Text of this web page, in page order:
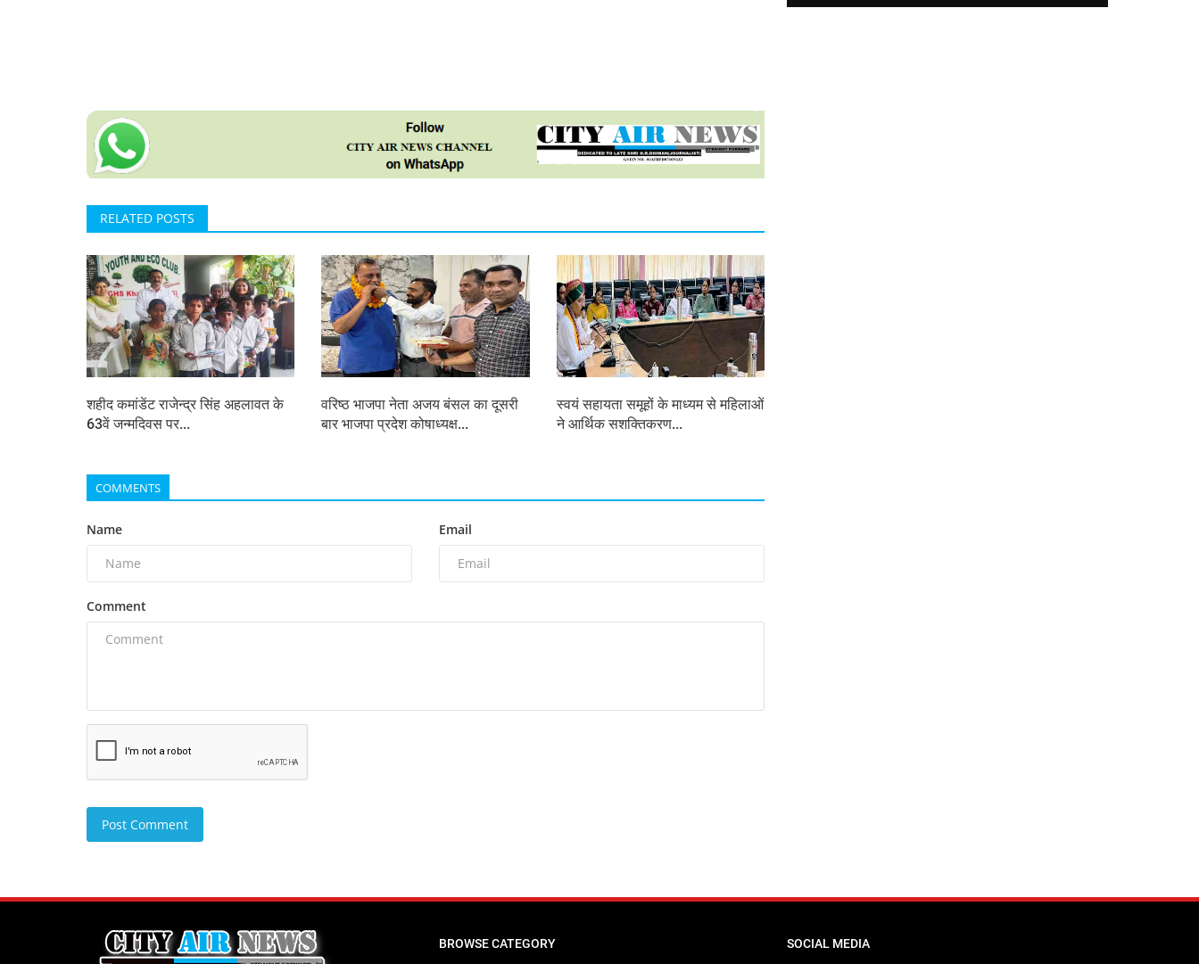
RELATED POSTS
शहीद कमांडेंट राजेन्द्र सिंह अहलावत के
63वें जन्मदिवस पर...
वरिष्ठ भाजपा नेता अजय बंसल का दूसरी
बार भाजपा प्रदेश कोषाध्यक्ष...
स्वयं सहायता समूहों के माध्यम से महिलाओं
ने आर्थिक सशक्तिकरण...
COMMENTS
Name Email
Comment
Post Comment
BROWSE CATEGORY SOCIAL MEDIA